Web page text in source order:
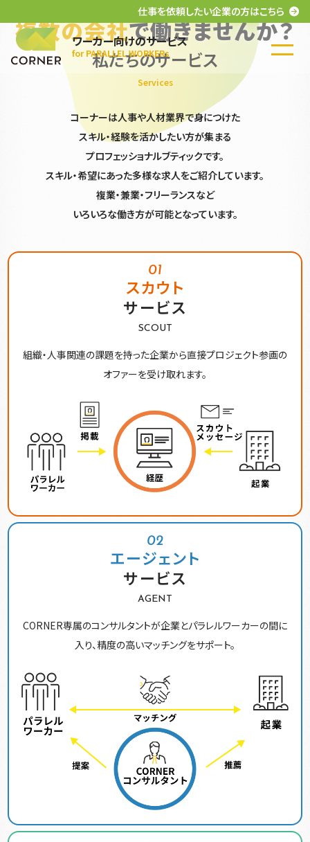
仕事を依頼したい企業の方はこちら
ワーカー向けのサービス
for PARALLEL WORKERs
私たちのサー
ビス
選ばれている
理由
ロ
仕事を依頼
したい企業
の方はこちら
複数の会社で働きませんか？
私たちのサービス
Services
コーナーは人事や人材業界で身につけた
スキル・経験を活かしたい方が集まる
プロフェッショナルブティックです。
スキル・希望にあった多様な求人をご紹介しています。
複業・兼業・フリーランスなど
いろいろな働き方が可能となっています。
01
スカウト
サービス
SCOUT
組織・人事関連の課題を持った企業から直接プロジェクト参画の
オファーを受け取れます。
02
エージェント
サービス
AGENT
CORNER専属のコンサルタントが企業とパラレルワーカーの間に
入り、精度の高いマッチングをサポート。